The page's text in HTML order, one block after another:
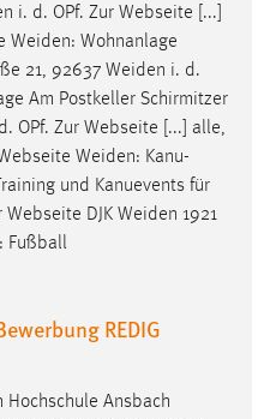
i. d. OPf. Zur Webseite [...]
Weiden: Wohnanlage
21, 92637 Weiden i. d.
Am Postkeller Schirmitzer
OPf. Zur Webseite [...] alle,
Weiden: Kanu-
und Kanuevents für
DJK Weiden 1921
Fußball
REDIG
Hochschule Ansbach